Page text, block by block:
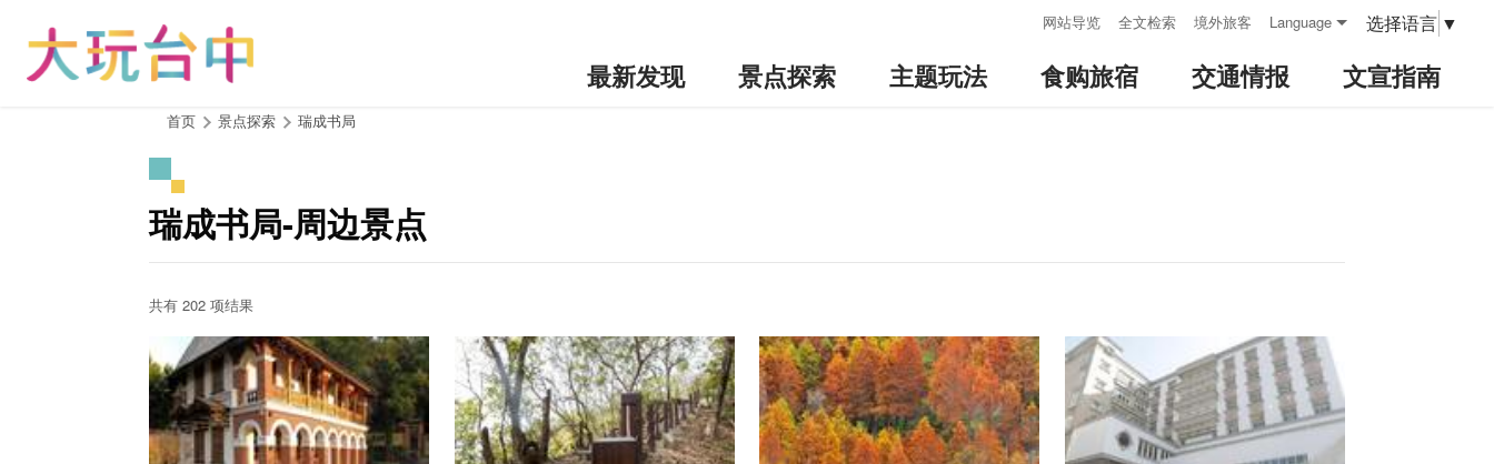
网站导览 全文检索 境外旅客 Language 选择语言 ▼
最新发现 景点探索 主题玩法 食购旅宿 交通情报 文宣指南
首页 景点探索 瑞成书局
瑞成书局-周边景点
共有 202 项结果